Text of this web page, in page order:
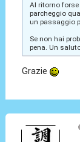
Al ritorno
parcheggio
un passaggio
Se non hai
pena. Un
Grazie